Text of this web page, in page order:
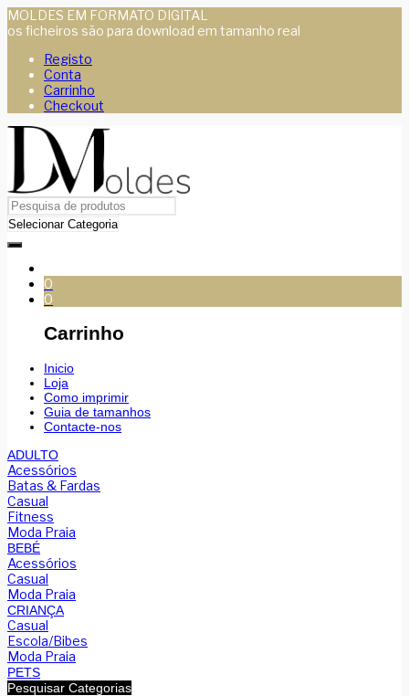
MOLDES EM FORMATO DIGITAL
os ficheiros são para download em tamanho real
Registo
Conta
Carrinho
Checkout
0
0
Carrinho
Inicio
Loja
Como imprimir
Guia de tamanhos
Contacte-nos
ADULTO
Acessórios
Batas & Fardas
Casual
Fitness
Moda Praia
BEBÉ
Acessórios
Casual
Moda Praia
CRIANÇA
Casual
Escola/Bibes
Moda Praia
PETS
Pesquisar Categorias